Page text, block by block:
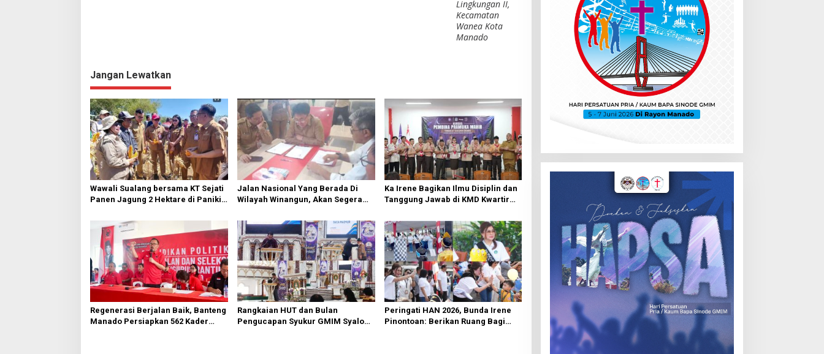
Lingkungan II,
Kecamatan
Wanea Kota
Manado
Jangan Lewatkan
Wawali Sualang bersama KT Sejati
Panen Jagung 2 Hektare di Paniki
Jalan Nasional Yang Berada Di
Wilayah Winangun, Akan Segera
Ka Irene Bagikan Ilmu Disiplin dan
Tanggung Jawab di KMD Kwartir
Regenerasi Berjalan Baik, Banteng
Manado Persiapkan 562 Kader
Rangkaian HUT dan Bulan
Pengucapan Syukur GMIM Syalom
Peringati HAN 2026, Bunda Irene
Pinontoan: Berikan Ruang Bagi